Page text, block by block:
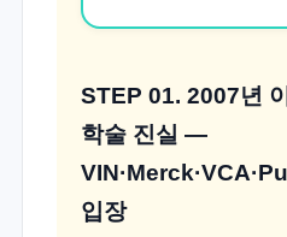
STEP 01. 2007년
학술 진실 —
입장